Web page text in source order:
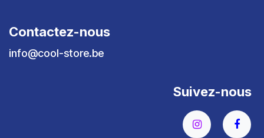
Contactez-nous
info@cool-store.be
Suivez-nous